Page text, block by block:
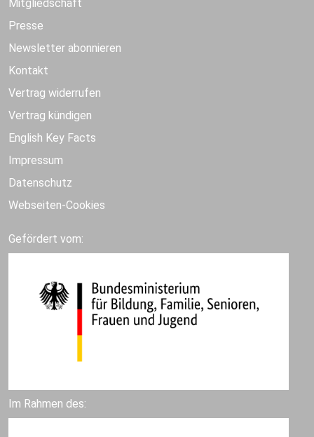
Mitgliedschaft
Presse
Newsletter abonnieren
Kontakt
Vertrag widerrufen
Vertrag kündigen
English Key Facts
Impressum
Datenschutz
Webseiten-Cookies
Gefördert vom:
Im Rahmen des: